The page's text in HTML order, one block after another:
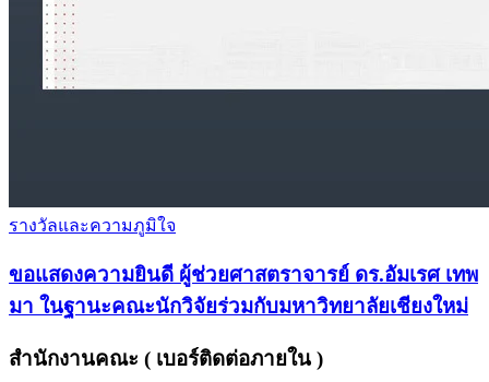
รางวัลและความภูมิใจ
ขอแสดงความยินดี ผู้ช่วยศาสตราจารย์ ดร.อัมเรศ เทพ
มา ในฐานะคณะนักวิจัยร่วมกับมหาวิทยาลัยเชียงใหม่
สำนักงานคณะ ( เบอร์ติดต่อภายใน )